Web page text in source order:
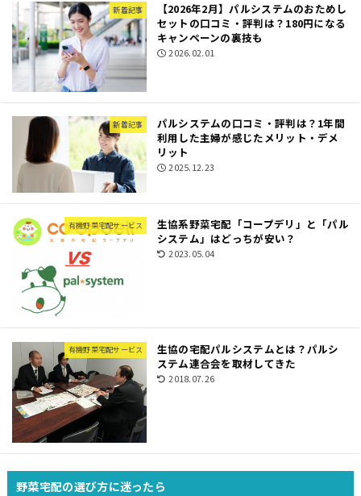
新着記事
【2026年2月】パルシステムのおためし
セットの口コミ・評判は？180円になる
キャンペーンの裏技も
2026.02.01
新着記事
パルシステムの口コミ・評判は？1年間
利用した主婦が感じたメリット・デメ
リット
2025.12.23
有機野菜宅配サービス
生協系野菜宅配「コープデリ」と「パル
システム」はどっちが安い？
2023.05.04
有機野菜宅配サービス
生協の宅配パルシステムとは？パルシ
ステム連合会を取材してきた
2018.07.26
野菜宅配の選び方に迷ったら